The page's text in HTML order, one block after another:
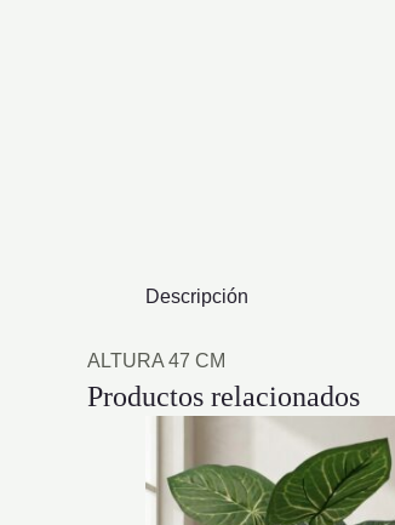
Descripción
ALTURA 47 CM
Productos relacionados